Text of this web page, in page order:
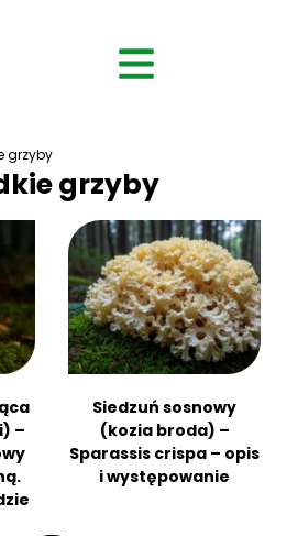
grzyby
grzyby
–
Siedzuń sosnowy
(kozia broda) –
Sparassis crispa – opis
i występowanie